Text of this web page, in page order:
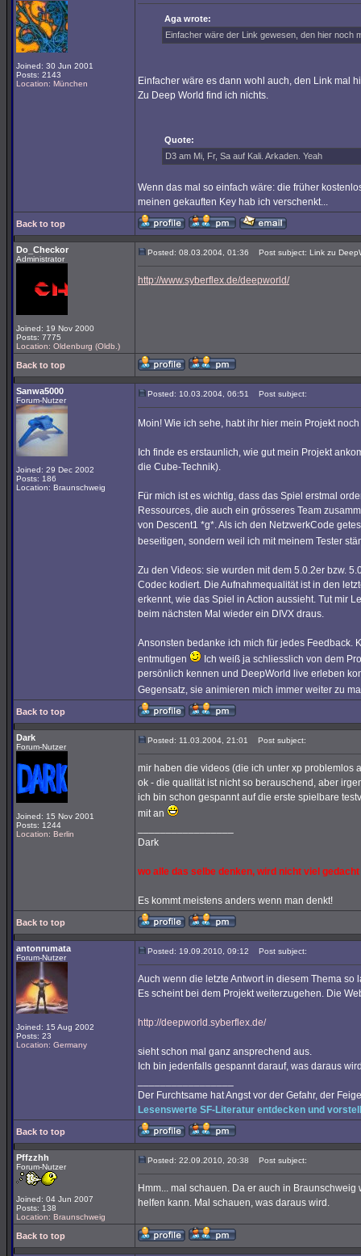
Joined: 30 Jun 2001
Posts: 2143
Location: München
Aga wrote:
Einfacher wäre der Link gewesen, den hier noch
Einfacher wäre es dann wohl auch, den Link mal
Zu Deep World find ich nichts.
Quote:
D3 am Mi, Fr, Sa auf Kali. Arkaden. Yeah
Wenn das mal so einfach wäre: die früher
meinen gekauften Key hab ich verschenkt...
Back to top
Do_Checkor
Administrator
Joined: 19 Nov 2000
Posts: 7775
Location: Oldenburg (Oldb.)
Posted: 08.03.2004, 01:36 Post subject: Link zu
http://www.syberflex.de/deepworld/
Back to top
Sanwa5000
Forum-Nutzer
Joined: 29 Dec 2002
Posts: 186
Location: Braunschweig
Posted: 10.03.2004, 06:51 Post subject:
Moin! Wie ich sehe, habt ihr hier mein Projekt
Ich finde es erstaunlich, wie gut mein Projekt
die Cube-Technik).
Für mich ist es wichtig, dass das Spiel erstmal
Ressources, die auch ein grösseres Team
von Descent1 *g*. Als ich den NetzwerkCode
beseitigen, sondern weil ich mit meinem Tester
Zu den Videos: sie wurden mit dem 5.0.2er bzw.
Codec kodiert. Die Aufnahmequalität ist in den
erkennt, wie das Spiel in Action aussieht. Tut mir
beim nächsten Mal wieder ein DIVX draus.
Ansonsten bedanke ich mich für jedes Feedback.
entmutigen
Ich weiß ja schliesslich von dem
persönlich kennen und DeepWorld live erleben
Gegensatz, sie animieren mich immer weiter zu
Back to top
Dark
Forum-Nutzer
Joined: 15 Nov 2001
Posts: 1244
Location: Berlin
Posted: 11.03.2004, 21:01 Post subject:
mir haben die videos (die ich unter xp problemlos
ok - die qualität ist nicht so berauschend, aber
ich bin schon gespannt auf die erste spielbare
mit an
Dark
wo alle das selbe denken, wird nicht viel gedacht
Es kommt meistens anders wenn man denkt!
Back to top
antonrumata
Forum-Nutzer
Joined: 15 Aug 2002
Posts: 23
Location: Germany
Posted: 19.09.2010, 09:12 Post subject:
Auch wenn die letzte Antwort in diesem Thema
Es scheint bei dem Projekt weiterzugehen. Die
http://deepworld.syberflex.de/
sieht schon mal ganz ansprechend aus.
Ich bin jedenfalls gespannt darauf, was daraus
Der Furchtsame hat Angst vor der Gefahr, der
Lesenswerte SF-Literatur entdecken und
Back to top
Pffzzhh
Forum-Nutzer
Joined: 04 Jun 2007
Posts: 138
Location: Braunschweig
Posted: 22.09.2010, 20:38 Post subject:
Hmm... mal schauen. Da er auch in
helfen kann. Mal schauen, was daraus wird.
Back to top